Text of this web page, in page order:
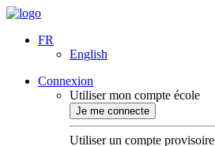
FR
English
Connexion
Utiliser mon compte école
Je me connecte
Utiliser un compte provisoire